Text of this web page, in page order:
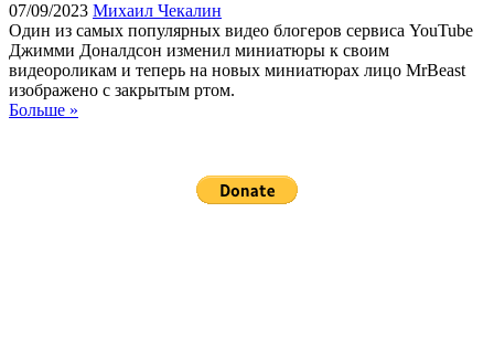
07/09/2023 Михаил Чекалин
Один из самых популярных видео блогеров сервиса YouTube
Джимми Доналдсон изменил миниатюры к своим
видеороликам и теперь на новых миниатюрах лицо MrBeast
изображено с закрытым ртом.
Больше »